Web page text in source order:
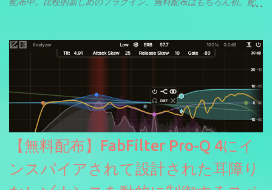
【無料配布】FabFilter Pro-Q 4にイ
ンスパイアされて設計された耳障り